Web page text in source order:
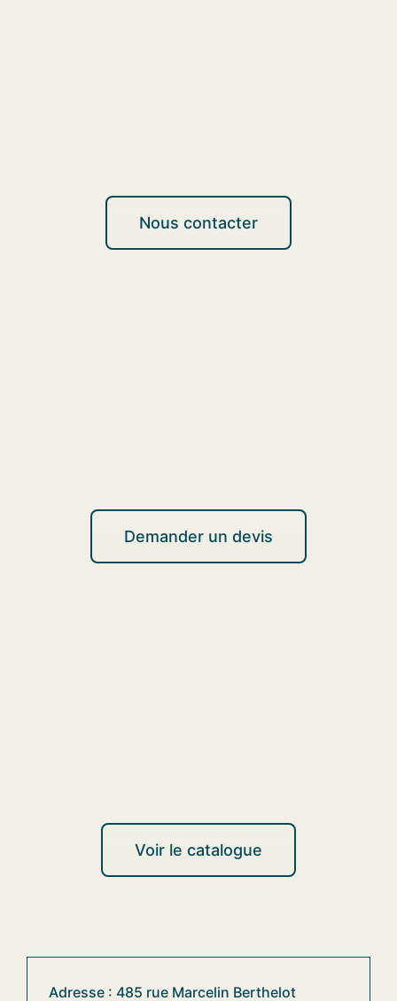
Nous contacter
Demander un devis
Voir le catalogue
Adresse : 485 rue Marcelin Berthelot